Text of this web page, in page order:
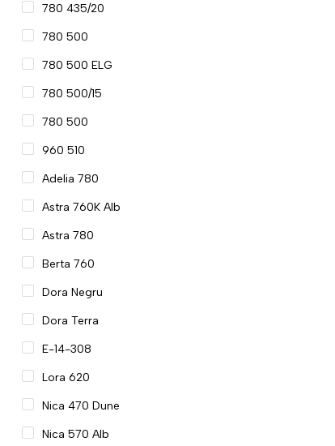
780 435/20
780 500
780 500 ELG
780 500/15
780 500
960 510
Adelia 780
Astra 760K Alb
Astra 780
Berta 760
Dora Negru
Dora Terra
E-14-308
Lora 620
Nica 470 Dune
Nica 570 Alb